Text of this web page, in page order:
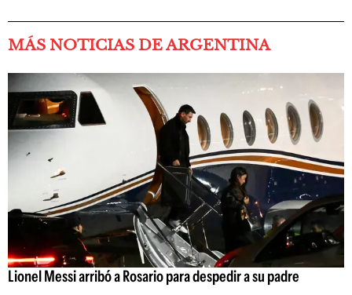
MÁS NOTICIAS DE ARGENTINA
Lionel Messi arribó a Rosario para despedir a su padre